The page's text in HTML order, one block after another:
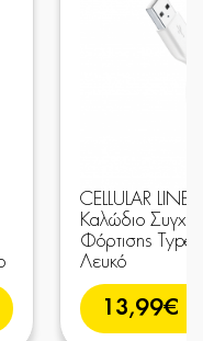
CELLULAR
Καλώδιο
Φόρτισης
Λευκό
13,99€